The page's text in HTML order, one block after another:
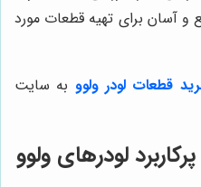
و آسان برای تهیه قطعات مورد
قطعات لودر ولوو به سایت
لودرهای ولوو